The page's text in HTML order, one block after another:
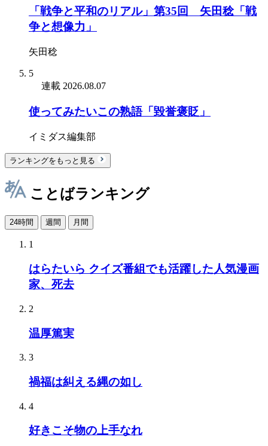
「戦争と平和のリアル」第35回 矢田稔「戦
争と想像力」
矢田稔
5
連載 2026.08.07
使ってみたいこの熟語「毀誉褒貶」
イミダス編集部
ランキングをもっと見る
ことばランキング
24時間 週間 月間
1
はらたいら クイズ番組でも活躍した人気漫画
家、死去
2
温厚篤実
3
禍福は糾える縄の如し
4
好きこそ物の上手なれ